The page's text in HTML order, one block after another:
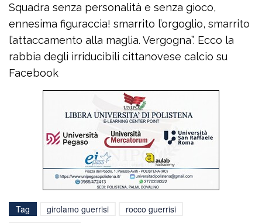
Squadra senza personalità e senza gioco,
ennesima figuraccia! smarrito l’orgoglio, smarrito
l’attaccamento alla maglia. Vergogna”. Ecco la
rabbia degli irriducibili cittanovese calcio su
Facebook
Tag girolamo guerrisi rocco guerrisi